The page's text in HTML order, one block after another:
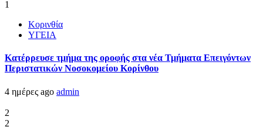
1
Κορινθία
ΥΓΕΙΑ
Kατέρρευσε τμήμα της οροφής στα νέα Τμήματα Επειγόντων
Περιστατικών Νοσοκομείου Κορίνθου
4 ημέρες ago admin
2
2